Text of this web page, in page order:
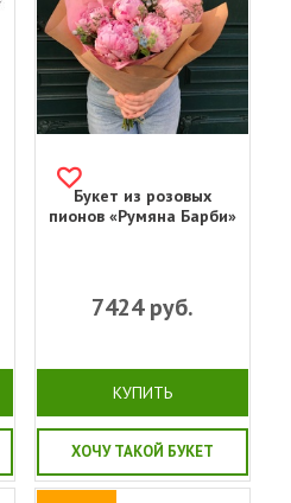
Букет из розовых
пионов «Румяна Барби»
7424руб.
КУПИТЬ
ХОЧУ ТАКОЙ БУКЕТ